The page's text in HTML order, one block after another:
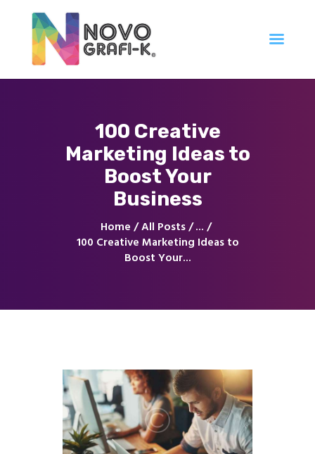
100 Creative
Marketing Ideas to
Boost Your
Business
Home All Posts ...
100 Creative Marketing Ideas to
Boost Your...
Tienda
Servicios
Nuestro Trabajo
Contacto